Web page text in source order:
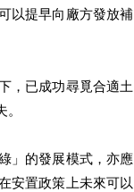
以提早向廠方發放補
，已成功尋覓合適土
」的發展模式，亦應
安置政策上未來可以